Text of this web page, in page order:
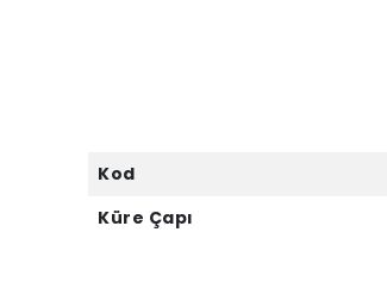
Kod
Küre Çapı